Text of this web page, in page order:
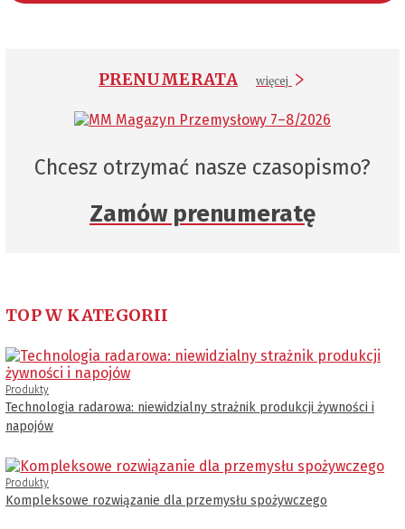
PRENUMERATA więcej
Chcesz otrzymać nasze czasopismo?
Zamów prenumeratę
TOP W KATEGORII
Produkty
Technologia radarowa: niewidzialny strażnik produkcji żywności i
napojów
Produkty
Kompleksowe rozwiązanie dla przemysłu spożywczego